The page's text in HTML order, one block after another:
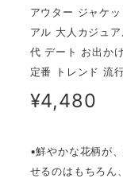
アウター ジャケ
アル 大人カジュ
代 デート お出か
定番 トレンド 流
¥4,480
▪鮮やかな花柄が
せるのはもちろん